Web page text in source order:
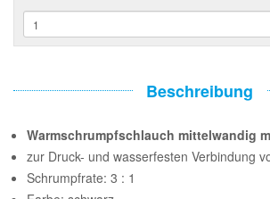
Beschreibung
Warmschrumpfschlauch mittelwandig
zur Druck- und wasserfesten Verbindung
Schrumpfrate: 3 : 1